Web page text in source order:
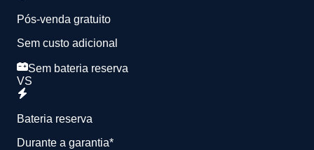
Pós-venda gratuito
Sem custo adicional
Sem bateria reserva
VS
Bateria reserva
Durante a garantia*